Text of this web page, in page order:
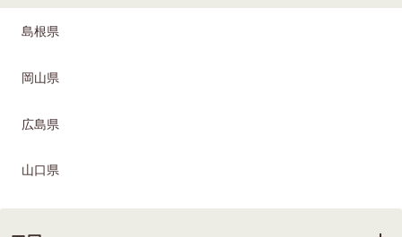
島根県
岡山県
広島県
山口県